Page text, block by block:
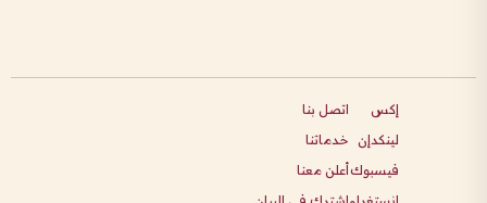
إكس
لينكدإن
فيسبوك
اتصل بنا
خدماتنا
أعلن معنا